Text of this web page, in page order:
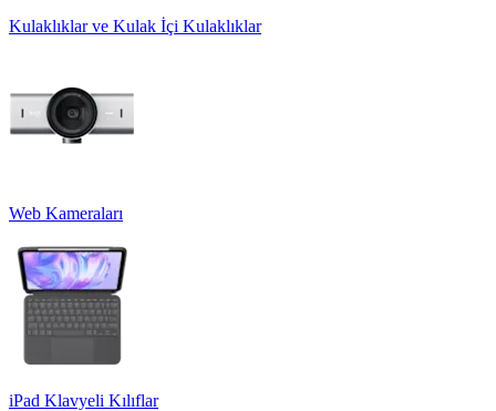
Kulaklıklar ve Kulak İçi Kulaklıklar
Web Kameraları
iPad Klavyeli Kılıflar